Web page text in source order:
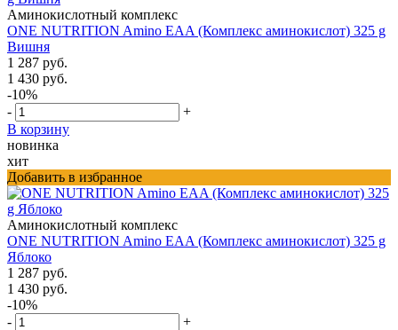
Аминокислотный комплекс
ONE NUTRITION Amino EAA (Комплекс аминокислот) 325 g
Вишня
1 287 руб.
1 430 руб.
-10%
-
+
В корзину
новинка
хит
Добавить в избранное
Аминокислотный комплекс
ONE NUTRITION Amino EAA (Комплекс аминокислот) 325 g
Яблоко
1 287 руб.
1 430 руб.
-10%
-
+